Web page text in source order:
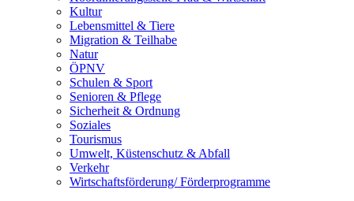
Kultur
Lebensmittel & Tiere
Migration & Teilhabe
Natur
ÖPNV
Schulen & Sport
Senioren & Pflege
Sicherheit & Ordnung
Soziales
Tourismus
Umwelt, Küstenschutz & Abfall
Verkehr
Wirtschaftsförderung/ Förderprogramme